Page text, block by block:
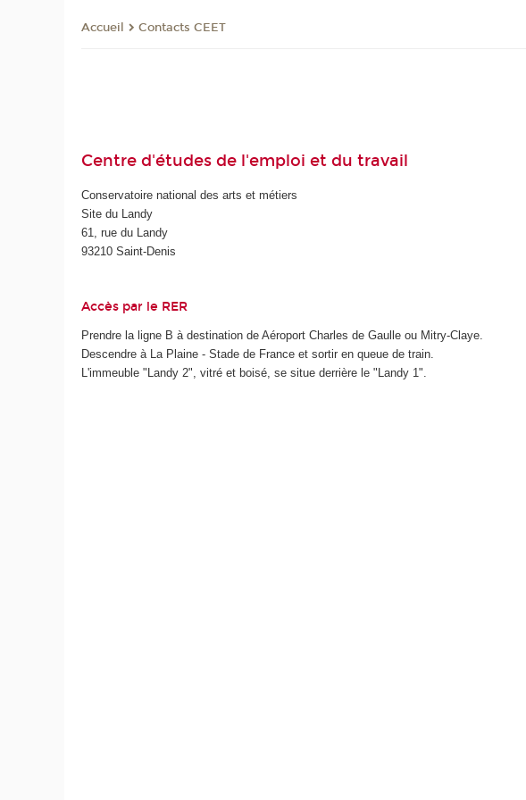
Accueil Contacts CEET
Centre d'études de l'emploi et du travail
Conservatoire national des arts et métiers
Site du Landy
61, rue du Landy
93210 Saint-Denis
Accès par le RER
Prendre la ligne B à destination de Aéroport Charles de Gaulle ou Mitry-Claye.
Descendre à La Plaine - Stade de France et sortir en queue de train.
L'immeuble "Landy 2", vitré et boisé, se situe derrière le "Landy 1".